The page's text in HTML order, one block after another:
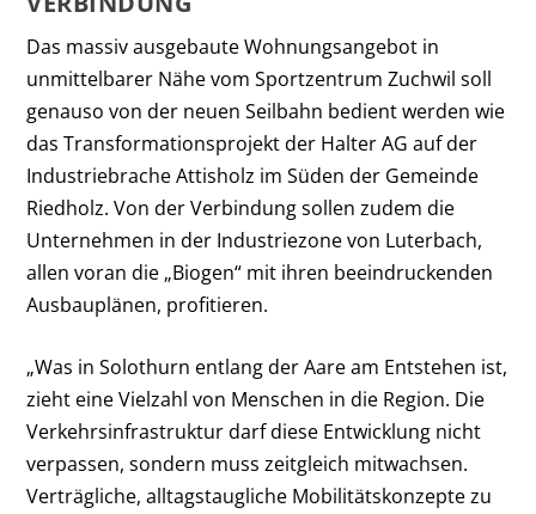
Das massiv ausgebaute Wohnungsangebot in
unmittelbarer Nähe vom Sportzentrum Zuchwil soll
genauso von der neuen Seilbahn bedient werden wie
das Transformationsprojekt der Halter AG auf der
Industriebrache Attisholz im Süden der Gemeinde
Riedholz. Von der Verbindung sollen zudem die
Unternehmen in der Industriezone von Luterbach,
allen voran die „Biogen“ mit ihren beeindruckenden
Ausbauplänen, profitieren.
„Was in Solothurn entlang der Aare am Entstehen ist,
zieht eine Vielzahl von Menschen in die Region. Die
Verkehrsinfrastruktur darf diese Entwicklung nicht
verpassen, sondern muss zeitgleich mitwachsen.
Verträgliche, alltagstaugliche Mobilitätskonzepte zu